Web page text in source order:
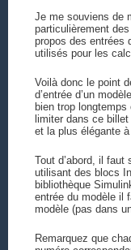
Je me souviens de
particulièrement
propos des entrées
utilisés pour les
Voilà donc le point
d’entrée d’un
bien trop
limiter dans ce
et la plus élégante
Tout d’abord, il
utilisant des blocs
bibliothèque
entrée du modèle il
modèle (pas dans
Remarquez que